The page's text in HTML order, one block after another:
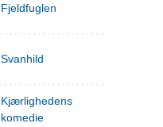
Fjeldfuglen
Svanhild
Kjærlighedens
komedie